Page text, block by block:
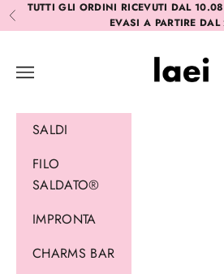
Vai al contenuto
Precedente
TUTTI GLI ORDINI RICEVUTI DAL
EVASI A PARTIRE
Laei
Menù
SALDI
FILO
SALDATO®
IMPRONTA
CHARMS BAR